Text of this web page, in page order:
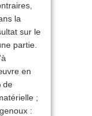
la
sur le
partie.
en
de
;
: